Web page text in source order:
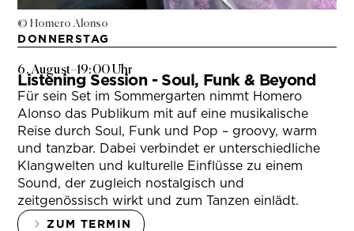
© Homero Alonso
DONNERSTAG
6. August–19:00 Uhr
Listening Session - Soul, Funk & Beyond
Für sein Set im Sommergarten nimmt Homero
Alonso das Publikum mit auf eine musikalische
Reise durch Soul, Funk und Pop – groovy, warm
und tanzbar. Dabei verbindet er unterschiedliche
Klangwelten und kulturelle Einflüsse zu einem
Sound, der zugleich nostalgisch und
zeitgenössisch wirkt und zum Tanzen einlädt.
ZUM TERMIN